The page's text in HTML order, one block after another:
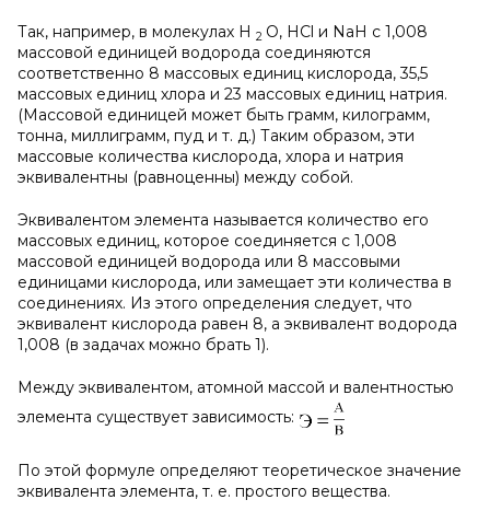
Так, например, в молекулах H 2 O, HCl и NaH с 1,008
массовой единицей водорода соединяются
соответственно 8 массовых единиц кислорода, 35,5
массовых единиц хлора и 23 массовых единиц натрия.
(Массовой единицей может быть грамм, килограмм,
тонна, миллиграмм, пуд и т. д.) Таким образом, эти
массовые количества кислорода, хлора и натрия
эквивалентны (равноценны) между собой.
Эквивалентом элемента называется количество его
массовых единиц, которое соединяется с 1,008
массовой единицей водорода или 8 массовыми
единицами кислорода, или замещает эти количества в
соединениях. Из этого определения следует, что
эквивалент кислорода равен 8, а эквивалент водорода
1,008 (в задачах можно брать 1).
Между эквивалентом, атомной массой и валентностью
элемента существует зависимость:
По этой формуле определяют теоретическое значение
эквивалента элемента, т. е. простого вещества.